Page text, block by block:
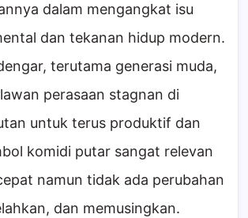
dalam mengangkat isu
dan tekanan hidup modern.
terutama generasi muda,
perasaan stagnan di
untuk terus produktif dan
komidi putar sangat relevan
namun tidak ada perubahan
dan memusingkan.